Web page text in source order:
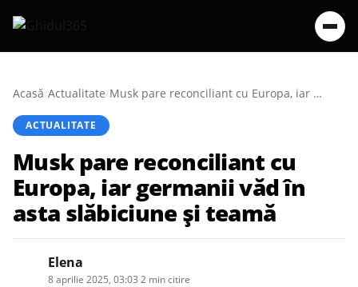
Acasă/Actualitate/ Musk pare reconciliant cu Europa, iar germanii văd în asta slăbiciune și teamă
ACTUALITATE
Musk pare reconciliant cu
Europa, iar germanii văd în
asta slăbiciune și teamă
Elena
8 aprilie 2025, 03:03 2 min citire